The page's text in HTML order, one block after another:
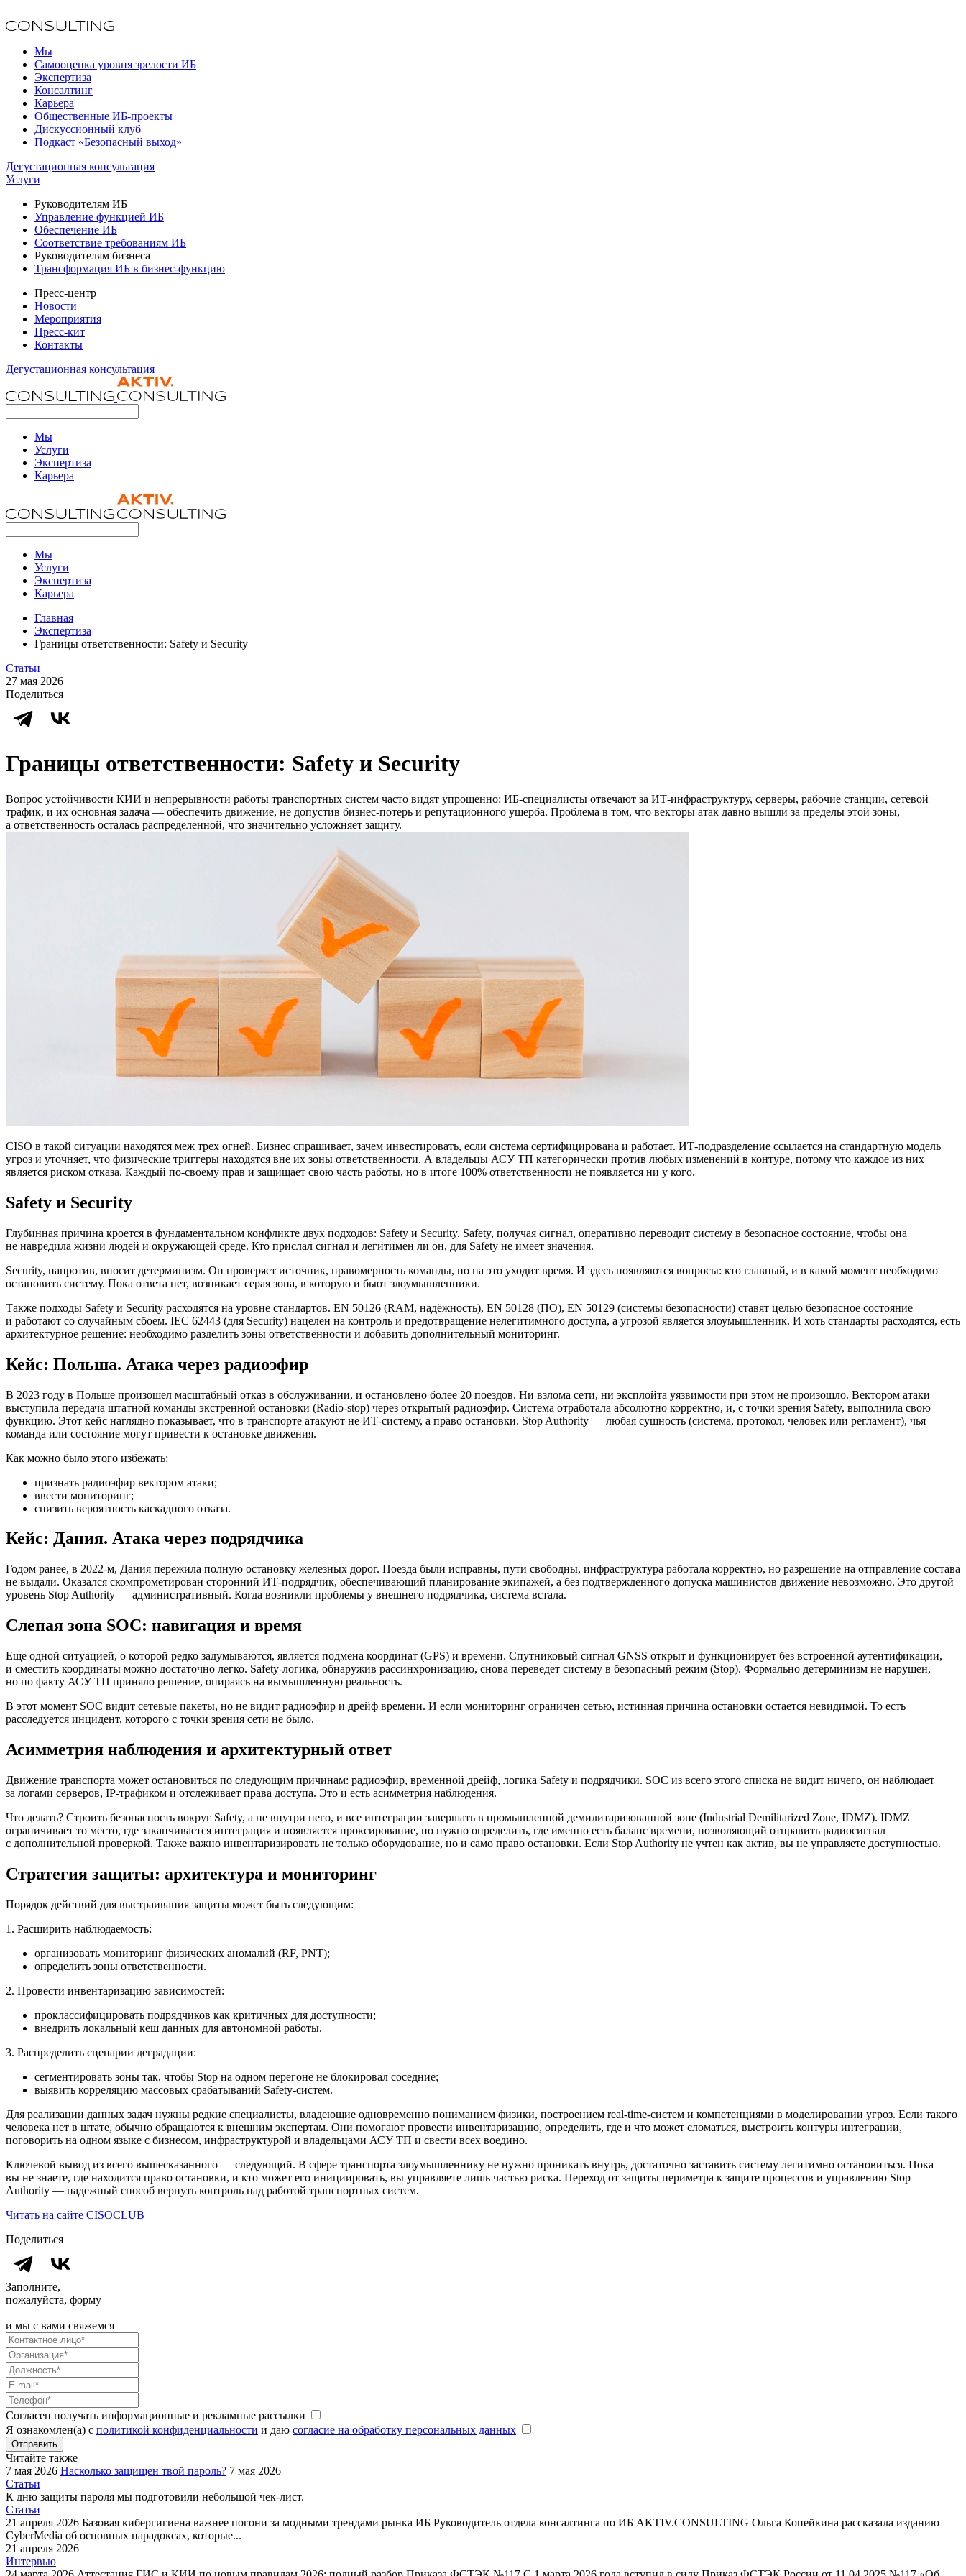
Мы
Самооценка уровня зрелости ИБ
Экспертиза
Консалтинг
Карьера
Общественные ИБ-проекты
Дискуссионный клуб
Подкаст «Безопасный выход»
Дегустационная консультация
Услуги
Руководителям ИБ
Управление функцией ИБ
Обеспечение ИБ
Соответствие требованиям ИБ
Руководителям бизнеса
Трансформация ИБ в бизнес-функцию
Пресс-центр
Новости
Мероприятия
Пресс-кит
Контакты
Дегустационная консультация
Мы
Услуги
Экспертиза
Карьера
Мы
Услуги
Экспертиза
Карьера
Главная
Экспертиза
Границы ответственности: Safety и Security
Статьи
27 мая 2026
Поделиться
Границы ответственности: Safety и Security
Вопрос устойчивости КИИ и непрерывности работы транспортных систем часто видят упрощенно: ИБ-специалисты отвечают за ИТ-инфраструктуру, серверы, рабочие станции, сетевой
трафик, и их основная задача — обеспечить движение, не допустив бизнес-потерь и репутационного ущерба. Проблема в том, что векторы атак давно вышли за пределы этой зоны,
а ответственность осталась распределенной, что значительно усложняет защиту.
CISO в такой ситуации находятся меж трех огней. Бизнес спрашивает, зачем инвестировать, если система сертифицирована и работает. ИТ-подразделение ссылается на стандартную модель
угроз и уточняет, что физические триггеры находятся вне их зоны ответственности. А владельцы АСУ ТП категорически против любых изменений в контуре, потому что каждое из них
является риском отказа. Каждый по-своему прав и защищает свою часть работы, но в итоге 100% ответственности не появляется ни у кого.
Safety и Security
Глубинная причина кроется в фундаментальном конфликте двух подходов: Safety и Security. Safety, получая сигнал, оперативно переводит систему в безопасное состояние, чтобы она
не навредила жизни людей и окружающей среде. Кто прислал сигнал и легитимен ли он, для Safety не имеет значения.
Security, напротив, вносит детерминизм. Он проверяет источник, правомерность команды, но на это уходит время. И здесь появляются вопросы: кто главный, и в какой момент необходимо
остановить систему. Пока ответа нет, возникает серая зона, в которую и бьют злоумышленники.
Также подходы Safety и Security расходятся на уровне стандартов. EN 50126 (RAM, надёжность), EN 50128 (ПО), EN 50129 (системы безопасности) ставят целью безопасное состояние
и работают со случайным сбоем. IEC 62443 (для Security) нацелен на контроль и предотвращение нелегитимного доступа, а угрозой является злоумышленник. И хоть стандарты расходятся, есть
архитектурное решение: необходимо разделить зоны ответственности и добавить дополнительный мониторинг.
Кейс: Польша. Атака через радиоэфир
В 2023 году в Польше произошел масштабный отказ в обслуживании, и остановлено более 20 поездов. Ни взлома сети, ни эксплойта уязвимости при этом не произошло. Вектором атаки
выступила передача штатной команды экстренной остановки (Radio-stop) через открытый радиоэфир. Система отработала абсолютно корректно, и, с точки зрения Safety, выполнила свою
функцию. Этот кейс наглядно показывает, что в транспорте атакуют не ИТ-систему, а право остановки. Stop Authority — любая сущность (система, протокол, человек или регламент), чья
команда или состояние могут привести к остановке движения.
Как можно было этого избежать:
признать радиоэфир вектором атаки;
ввести мониторинг;
снизить вероятность каскадного отказа.
Кейс: Дания. Атака через подрядчика
Годом ранее, в 2022-м, Дания пережила полную остановку железных дорог. Поезда были исправны, пути свободны, инфраструктура работала корректно, но разрешение на отправление состава
не выдали. Оказался скомпрометирован сторонний ИТ-подрядчик, обеспечивающий планирование экипажей, а без подтвержденного допуска машинистов движение невозможно. Это другой
уровень Stop Authority — административный. Когда возникли проблемы у внешнего подрядчика, система встала.
Слепая зона SOC: навигация и время
Еще одной ситуацией, о которой редко задумываются, является подмена координат (GPS) и времени. Спутниковый сигнал GNSS открыт и функционирует без встроенной аутентификации,
и сместить координаты можно достаточно легко. Safety-логика, обнаружив рассинхронизацию, снова переведет систему в безопасный режим (Stop). Формально детерминизм не нарушен,
но по факту АСУ ТП приняло решение, опираясь на вымышленную реальность.
В этот момент SOC видит сетевые пакеты, но не видит радиоэфир и дрейф времени. И если мониторинг ограничен сетью, истинная причина остановки остается невидимой. То есть
расследуется инцидент, которого с точки зрения сети не было.
Асимметрия наблюдения и архитектурный ответ
Движение транспорта может остановиться по следующим причинам: радиоэфир, временной дрейф, логика Safety и подрядчики. SOC из всего этого списка не видит ничего, он наблюдает
за логами серверов, IP-трафиком и отслеживает права доступа. Это и есть асимметрия наблюдения.
Что делать? Строить безопасность вокруг Safety, а не внутри него, и все интеграции завершать в промышленной демилитаризованной зоне (Industrial Demilitarized Zone, IDMZ). IDMZ
ограничивает то место, где заканчивается интеграция и появляется проксирование, но нужно определить, где именно есть баланс времени, позволяющий отправить радиосигнал
с дополнительной проверкой. Также важно инвентаризировать не только оборудование, но и само право остановки. Если Stop Authority не учтен как актив, вы не управляете доступностью.
Стратегия защиты: архитектура и мониторинг
Порядок действий для выстраивания защиты может быть следующим:
1. Расширить наблюдаемость:
организовать мониторинг физических аномалий (RF, PNT);
определить зоны ответственности.
2. Провести инвентаризацию зависимостей:
проклассифицировать подрядчиков как критичных для доступности;
внедрить локальный кеш данных для автономной работы.
3. Распределить сценарии деградации:
сегментировать зоны так, чтобы Stop на одном перегоне не блокировал соседние;
выявить корреляцию массовых срабатываний Safety-систем.
Для реализации данных задач нужны редкие специалисты, владеющие одновременно пониманием физики, построением real-time-систем и компетенциями в моделировании угроз. Если такого
человека нет в штате, обычно обращаются к внешним экспертам. Они помогают провести инвентаризацию, определить, где и что может сломаться, выстроить контуры интеграции,
поговорить на одном языке с бизнесом, инфраструктурой и владельцами АСУ ТП и свести всех воедино.
Ключевой вывод из всего вышесказанного — следующий. В сфере транспорта злоумышленнику не нужно проникать внутрь, достаточно заставить систему легитимно остановиться. Пока
вы не знаете, где находится право остановки, и кто может его инициировать, вы управляете лишь частью риска. Переход от защиты периметра к защите процессов и управлению Stop
Authority — надежный способ вернуть контроль над работой транспортных систем.
Читать на сайте CISOCLUB
Поделиться
Заполните,
пожалуйста, форму
и мы с вами свяжемся
Согласен получать информационные и рекламные рассылки
Я ознакомлен(а) с политикой конфиденциальности и даю согласие на обработку персональных данных
Отправить
Читайте также
7 мая 2026 Насколько защищен твой пароль? 7 мая 2026
Статьи
К дню защиты пароля мы подготовили небольшой чек-лист.
Статьи
21 апреля 2026 Базовая кибергигиена важнее погони за модными трендами рынка ИБ Руководитель отдела консалтинга по ИБ AKTIV.CONSULTING Ольга Копейкина рассказала изданию
CyberMedia об основных парадоксах, которые...
21 апреля 2026
Интервью